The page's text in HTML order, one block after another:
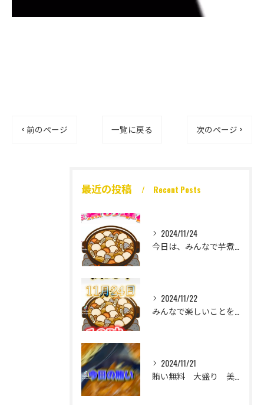
< 前のページ 一覧に戻る 次のページ >
最近の投稿 Recent Posts
2024/11/24
今日は、みんなで芋煮大会🎶
2024/11/22
みんなで楽しいことをいっぱいしたい
2024/11/21
賄い無料 大盛り 美味い